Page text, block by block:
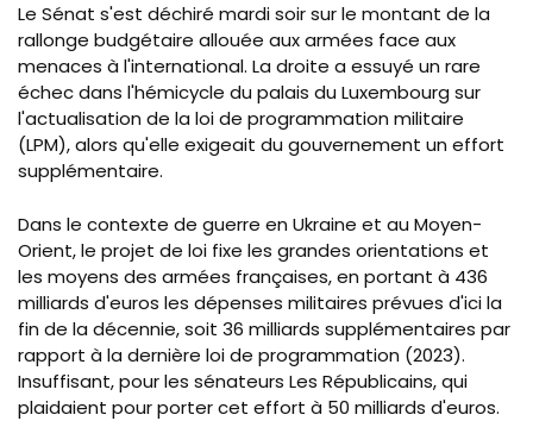
Le Sénat s'est déchiré mardi soir sur le montant de la
rallonge budgétaire allouée aux armées face aux
menaces à l'international. La droite a essuyé un rare
échec dans l'hémicycle du palais du Luxembourg sur
l'actualisation de la loi de programmation militaire
(LPM), alors qu'elle exigeait du gouvernement un effort
supplémentaire.
Dans le contexte de guerre en Ukraine et au Moyen-
Orient, le projet de loi fixe les grandes orientations et
les moyens des armées françaises, en portant à 436
milliards d'euros les dépenses militaires prévues d'ici la
fin de la décennie, soit 36 milliards supplémentaires par
rapport à la dernière loi de programmation (2023).
Insuffisant, pour les sénateurs Les Républicains, qui
plaidaient pour porter cet effort à 50 milliards d'euros.